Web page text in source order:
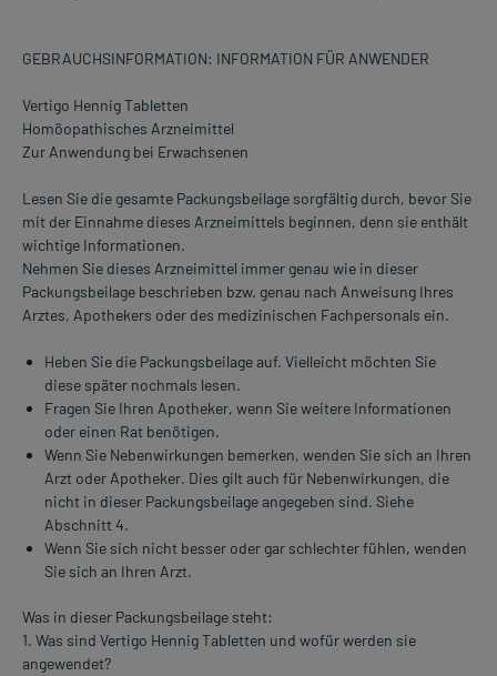
GEBRAUCHSINFORMATION: INFORMATION FÜR ANWENDER
Vertigo Hennig Tabletten
Homöopathisches Arzneimittel
Zur Anwendung bei Erwachsenen
Lesen Sie die gesamte Packungsbeilage sorgfältig durch, bevor Sie
mit der Einnahme dieses Arzneimittels beginnen, denn sie enthält
wichtige Informationen.
Nehmen Sie dieses Arzneimittel immer genau wie in dieser
Packungsbeilage beschrieben bzw. genau nach Anweisung Ihres
Arztes, Apothekers oder des medizinischen Fachpersonals ein.
Heben Sie die Packungsbeilage auf. Vielleicht möchten Sie
diese später nochmals lesen.
Fragen Sie Ihren Apotheker, wenn Sie weitere Informationen
oder einen Rat benötigen.
Wenn Sie Nebenwirkungen bemerken, wenden Sie sich an Ihren
Arzt oder Apotheker. Dies gilt auch für Nebenwirkungen, die
nicht in dieser Packungsbeilage angegeben sind. Siehe
Abschnitt 4.
Wenn Sie sich nicht besser oder gar schlechter fühlen, wenden
Sie sich an Ihren Arzt.
Was in dieser Packungsbeilage steht:
1. Was sind Vertigo Hennig Tabletten und wofür werden sie
angewendet?